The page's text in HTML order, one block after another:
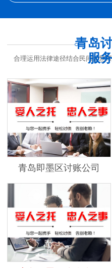
青岛
服
合理运用法律途径结合民间智慧
青岛即墨区讨账公司